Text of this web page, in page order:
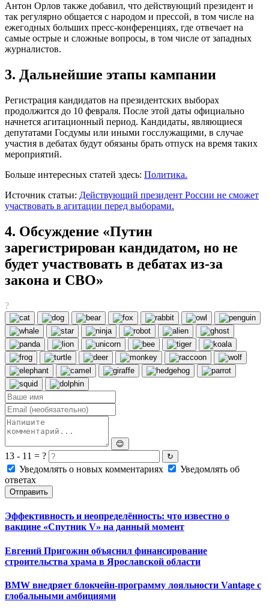
Антон Орлов также добавил, что действующий президент и
так регулярно общается с народом и прессой, в том числе на
ежегодных больших пресс-конференциях, где отвечает на
самые острые и сложные вопросы, в том числе от западных
журналистов.
3. Дальнейшие этапы кампании
Регистрация кандидатов на президентских выборах
продолжится до 10 февраля. После этой даты официально
начнется агитационный период. Кандидаты, являющиеся
депутатами Госдумы или иными госслужащими, в случае
участия в дебатах будут обязаны брать отпуск на время таких
мероприятий.
Больше интересных статей здесь: Политика.
Источник статьи: Действующий президент России не сможет
участвовать в агитации перед выборами.
4. Обсуждение «Путин
зарегистрирован кандидатом, но не
будет участвовать в дебатах из-за
закона и СВО»
?
😊
13 - 11 = ? ↻
Уведомлять о новых комментариях
Уведомлять об
ответах
Отправить
Эффективность и неопределённость: что известно о
вакцине «Спутник V» на данный момент
Евгений Пригожин объяснил финансирование
строительства храма в Ярославской области
BMW внедряет блокчейн-программу лояльности Vantage с
глобальными амбициями